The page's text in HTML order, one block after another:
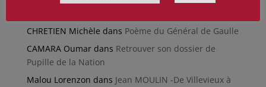
CHRETIEN Michèle dans Poème du Général de Gaulle
CAMARA Oumardans Retrouver son dossier de
Pupille de la Nation
Malou Lorenzon dans Jean MOULIN -De Villevieux à